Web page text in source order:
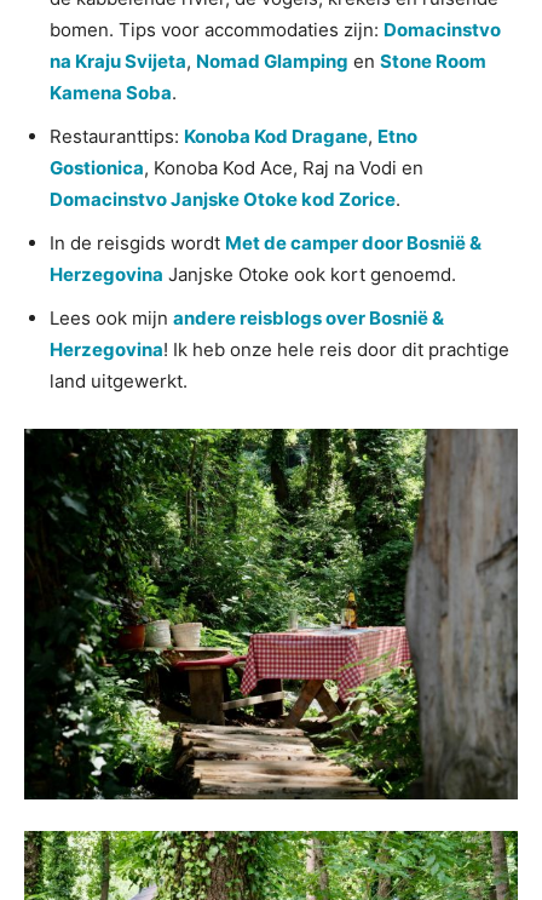
bomen. Tips voor accommodaties zijn: Domacinstvo
na Kraju Svijeta, Nomad Glamping en Stone Room
Kamena Soba.
Restauranttips: Konoba Kod Dragane, Etno
Gostionica, Konoba Kod Ace, Raj na Vodi en
Domacinstvo Janjske Otoke kod Zorice.
In de reisgids wordt Met de camper door Bosnië &
Herzegovina Janjske Otoke ook kort genoemd.
Lees ook mijn andere reisblogs over Bosnië &
Herzegovina! Ik heb onze hele reis door dit prachtige
land uitgewerkt.